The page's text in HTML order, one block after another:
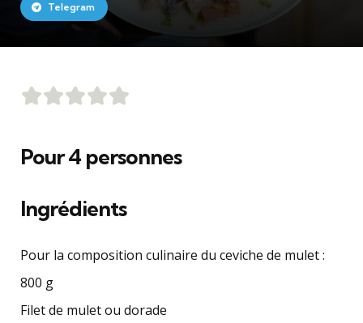
Telegram
Pour4 personnes
Ingrédients
Pour la composition culinaire du ceviche de mulet :
800 g
Filet de mulet ou dorade